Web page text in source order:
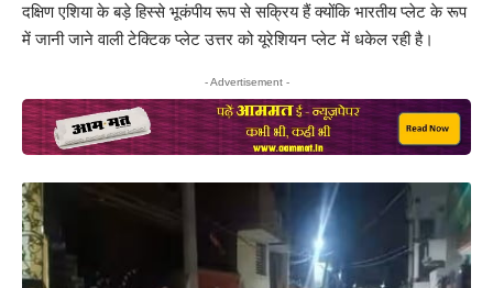
दक्षिण एशिया के बड़े हिस्से भूकंपीय रूप से सक्रिय हैं क्योंकि भारतीय प्लेट के रूप
में जानी जाने वाली टेक्टिक प्लेट उत्तर को यूरेशियन प्लेट में धकेल रही है।
- Advertisement -